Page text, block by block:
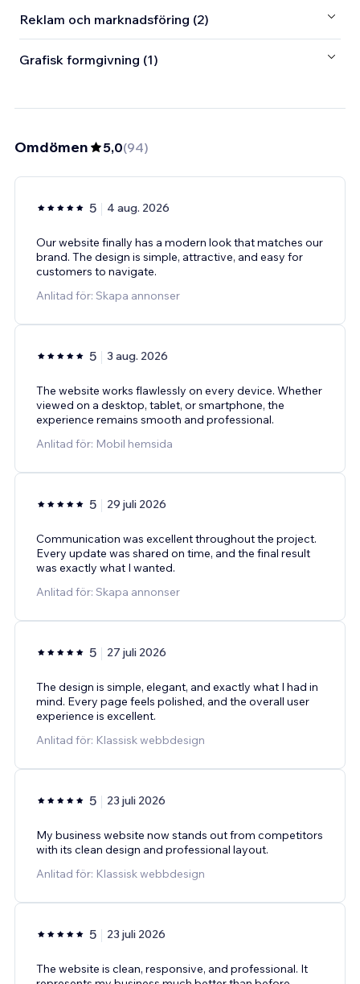
Reklam och marknadsföring (2)
Grafisk formgivning (1)
Omdömen 5,0(94)
5 4 aug. 2026
Our website finally has a modern look that matches our
brand. The design is simple, attractive, and easy for
customers to navigate.
Anlitad för: Skapa annonser
5 3 aug. 2026
The website works flawlessly on every device. Whether
viewed on a desktop, tablet, or smartphone, the
experience remains smooth and professional.
Anlitad för: Mobil hemsida
5 29 juli 2026
Communication was excellent throughout the project.
Every update was shared on time, and the final result
was exactly what I wanted.
Anlitad för: Skapa annonser
5 27 juli 2026
The design is simple, elegant, and exactly what I had in
mind. Every page feels polished, and the overall user
experience is excellent.
Anlitad för: Klassisk webbdesign
5 23 juli 2026
My business website now stands out from competitors
with its clean design and professional layout.
Anlitad för: Klassisk webbdesign
5 23 juli 2026
The website is clean, responsive, and professional. It